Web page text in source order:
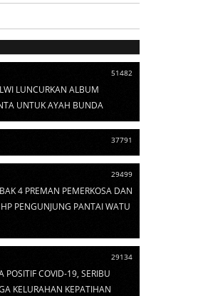
103529
DALAM BAHASA
51482
LUNCURKAN ALBUM
UNTUK AYAH BUNDA
37791
29499
4 PREMAN PEMERKOSA DAN
PENGUNJUNG PANTAI WATU
29134
POSITIF COVID-19, SERIBU
KELURAHAN KEPATIHAN